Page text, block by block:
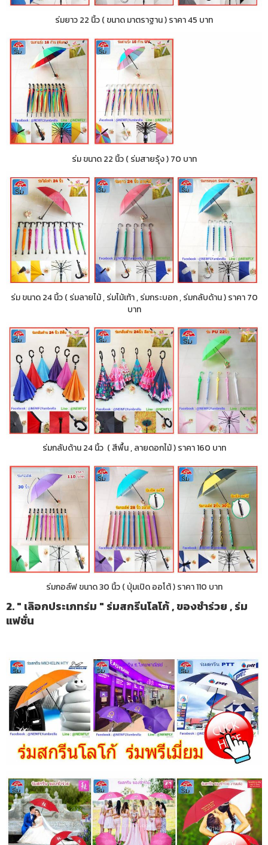
ร่มยาว 22 นิ้ว ( ขนาด มาตราฐาน ) ราคา 45 บาท
ร่ม ขนาด 22 นิ้ว ( ร่มสายรุ้ง ) 70 บาท
ร่ม ขนาด 24 นิ้ว ( ร่มลายไม้ , ร่มไม้เท้า , ร่มกระบอก , ร่มกลับด้าน ) ราคา 70
บาท
ร่มกลับด้าน 24 นิ้ว ( สีพื้น , ลายดอกไม้ ) ราคา 160 บาท
ร่มกอล์ฟ ขนาด 30 นิ้ว ( ปุ่มเปิด ออโต้ ) ราคา 110 บาท
2. " เลิอกประเภทร่ม " ร่มสกรีนโลโก้ , ของชำร่วย , ร่ม
แฟชั่น